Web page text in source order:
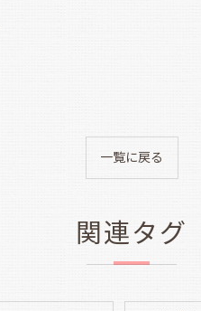
一覧に戻る
関連タグ